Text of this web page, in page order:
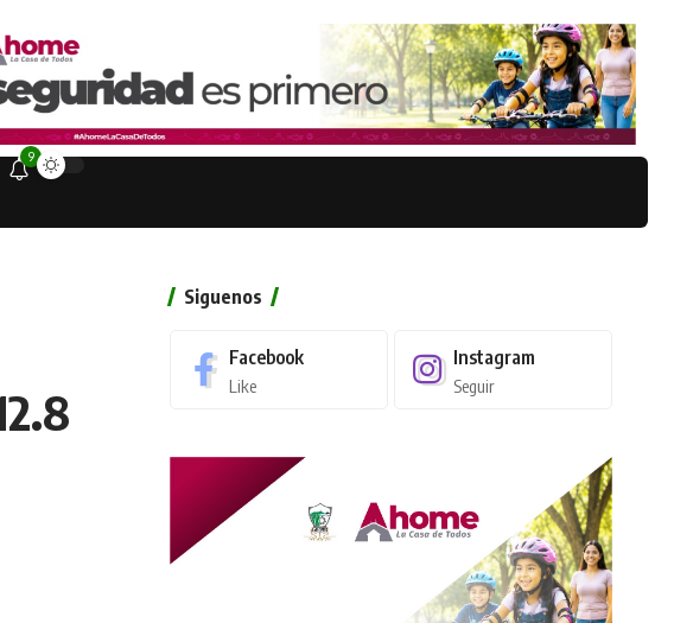
9
Siguenos
Facebook
Like
Instagram
Seguir